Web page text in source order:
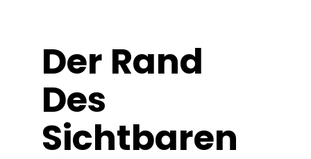
Presse
Über
Pheno-Jagd
Der Rand
Des
Sichtbaren